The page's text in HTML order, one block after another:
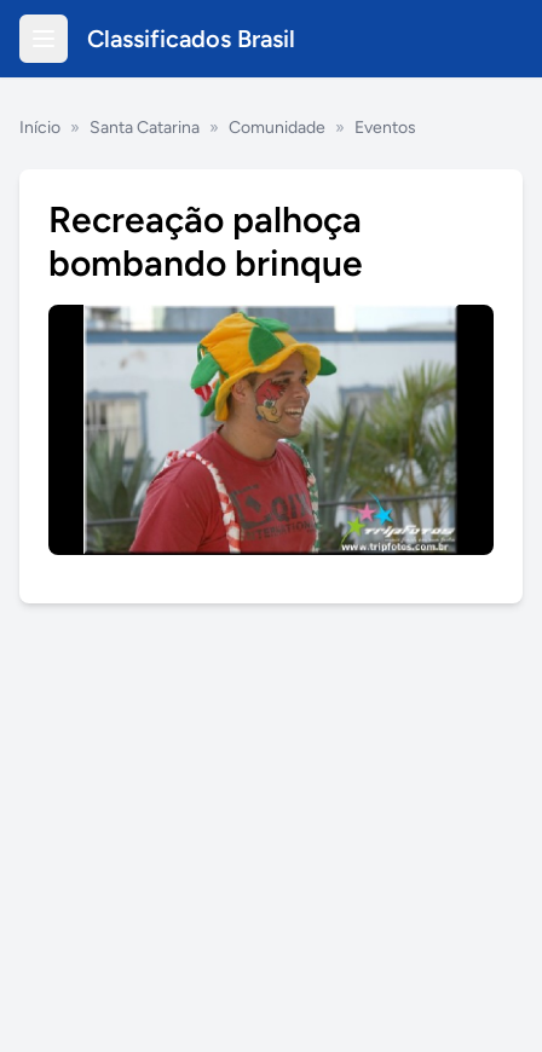
Classificados Brasil
Início » Santa Catarina » Comunidade » Eventos
Recreação palhoça
bombando brinque